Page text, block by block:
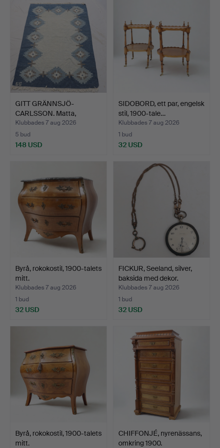
GITT GRÄNNSJÖ-
CARLSSON. Matta,
röllakan, g…
Klubbades 7 aug 2026
5 bud
148 USD
SIDOBORD, ett par, engelsk
stil, 1900-tale…
Klubbades 7 aug 2026
1 bud
32 USD
Byrå, rokokostil, 1900-talets
mitt.
Klubbades 7 aug 2026
1 bud
32 USD
FICKUR, Seeland, silver,
baksida med dekor.
Klubbades 7 aug 2026
1 bud
32 USD
Byrå, rokokostil, 1900-talets
mitt.
CHIFFONJÉ, nyrenässans,
omkring 1900.